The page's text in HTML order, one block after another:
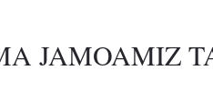
JAMOAMIZ